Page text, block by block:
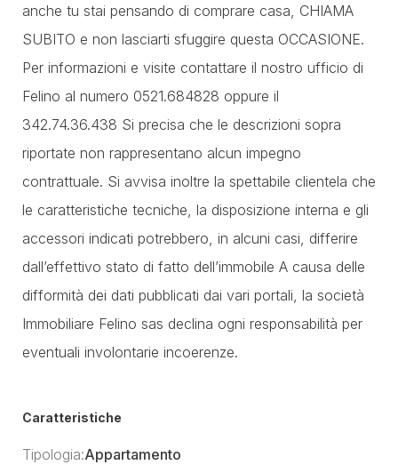
anche tu stai pensando di comprare casa, CHIAMA
SUBITO e non lasciarti sfuggire questa OCCASIONE.
Per informazioni e visite contattare il nostro ufficio di
Felino al numero 0521.684828 oppure il
342.74.36.438 Si precisa che le descrizioni sopra
riportate non rappresentano alcun impegno
contrattuale. Si avvisa inoltre la spettabile clientela che
le caratteristiche tecniche, la disposizione interna e gli
accessori indicati potrebbero, in alcuni casi, differire
dall’effettivo stato di fatto dell’immobile A causa delle
difformità dei dati pubblicati dai vari portali, la società
Immobiliare Felino sas declina ogni responsabilità per
eventuali involontarie incoerenze.
Caratteristiche
Tipologia:Appartamento